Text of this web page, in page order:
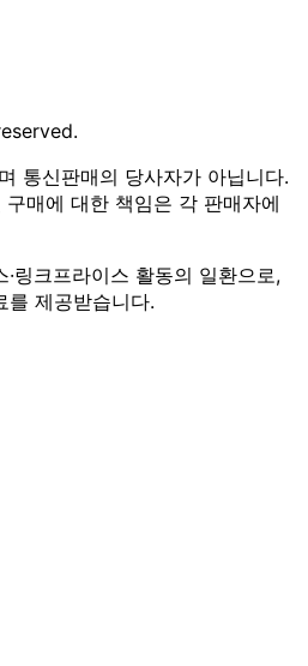
통신판매의 당사자가 아닙니다.
매에 대한 책임은 각 판매자에
링크프라이스 활동의 일환으로,
를 제공받습니다.